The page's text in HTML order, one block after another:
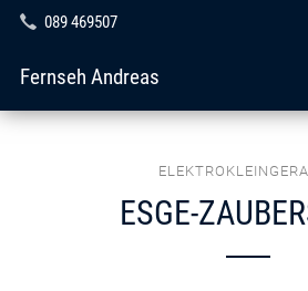
089 469507
Fernseh Andreas
ESGE-